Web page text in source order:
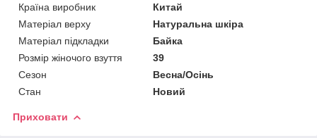
Країна виробник
Китай
Матеріал верху
Натуральна шкіра
Матеріал підкладки
Байка
Розмір жіночого взуття
39
Сезон
Весна/Осінь
Стан
Новий
Приховати